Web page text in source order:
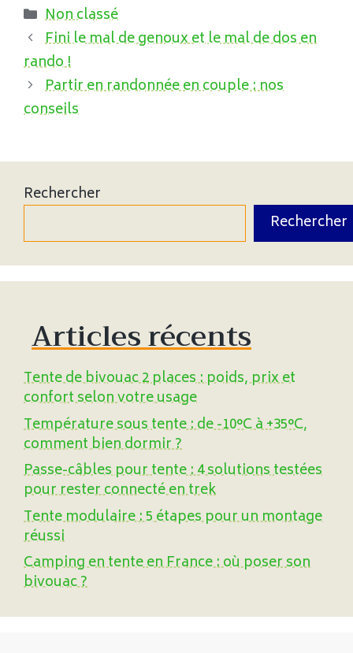
Catégories
Non classé
Fini le mal de genoux et le mal de dos en
rando !
Partir en randonnée en couple : nos
conseils
Rechercher
Rechercher
Articles récents
Tente de bivouac 2 places : poids, prix et
confort selon votre usage
Température sous tente : de -10°C à +35°C,
comment bien dormir ?
Passe-câbles pour tente : 4 solutions testées
pour rester connecté en trek
Tente modulaire : 5 étapes pour un montage
réussi
Camping en tente en France : où poser son
bivouac ?